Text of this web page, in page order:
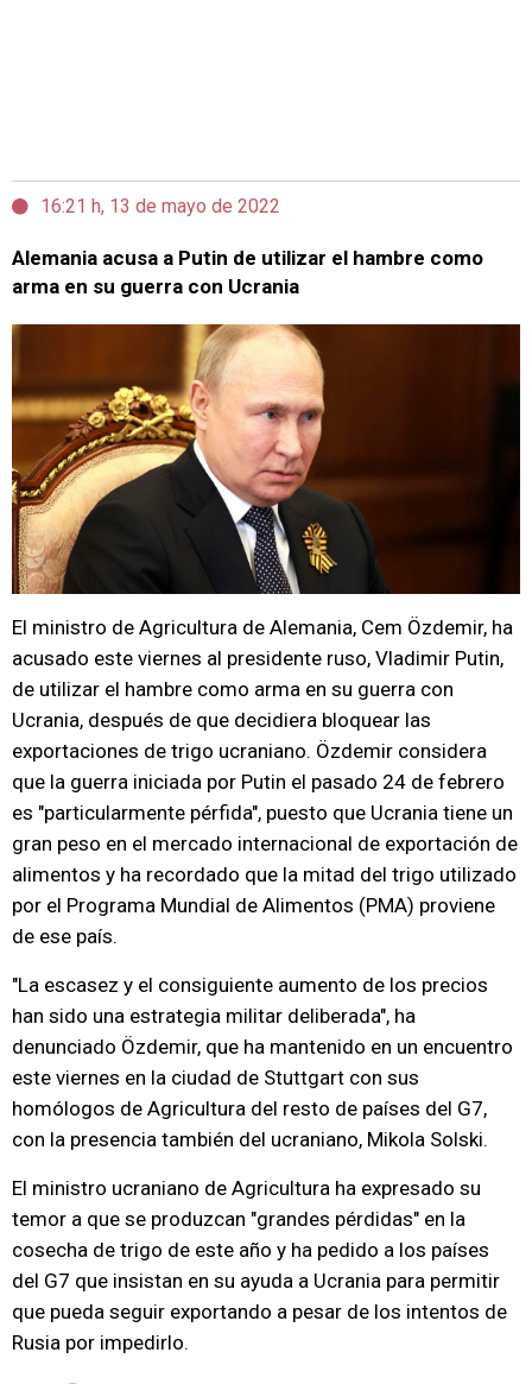
16:21 h, 13 de mayo de 2022
Alemania acusa a Putin de utilizar el hambre como
arma en su guerra con Ucrania
El ministro de Agricultura de Alemania, Cem Özdemir, ha
acusado este viernes al presidente ruso, Vladimir Putin,
de utilizar el hambre como arma en su guerra con
Ucrania, después de que decidiera bloquear las
exportaciones de trigo ucraniano. Özdemir considera
que la guerra iniciada por Putin el pasado 24 de febrero
es "particularmente pérfida", puesto que Ucrania tiene un
gran peso en el mercado internacional de exportación de
alimentos y ha recordado que la mitad del trigo utilizado
por el Programa Mundial de Alimentos (PMA) proviene
de ese país.
"La escasez y el consiguiente aumento de los precios
han sido una estrategia militar deliberada", ha
denunciado Özdemir, que ha mantenido en un encuentro
este viernes en la ciudad de Stuttgart con sus
homólogos de Agricultura del resto de países del G7,
con la presencia también del ucraniano, Mikola Solski.
El ministro ucraniano de Agricultura ha expresado su
temor a que se produzcan "grandes pérdidas" en la
cosecha de trigo de este año y ha pedido a los países
del G7 que insistan en su ayuda a Ucrania para permitir
que pueda seguir exportando a pesar de los intentos de
Rusia por impedirlo.